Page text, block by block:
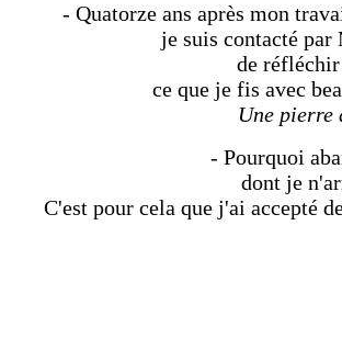
- Quatorze ans après mon
je suis contacté
de
ce que je fis avec
Une pierre
- Pourquoi
dont je
C'est pour cela que j'ai accepté